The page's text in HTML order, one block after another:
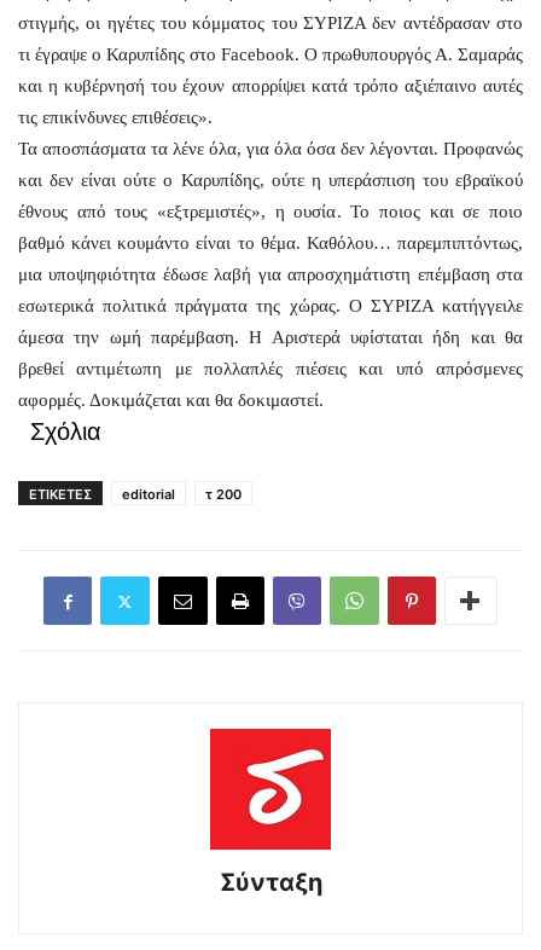
στιγμής, οι ηγέτες του κόμματος του ΣΥΡΙΖΑ δεν αντέδρασαν στο
τι έγραψε ο Καρυπίδης στο Facebook. Ο πρωθυπουργός Α. Σαμαράς
και η κυβέρνησή του έχουν απορρίψει κατά τρόπο αξιέπαινο αυτές
τις επικίνδυνες επιθέσεις».
Τα αποσπάσματα τα λένε όλα, για όλα όσα δεν λέγονται. Προφανώς
και δεν είναι ούτε ο Καρυπίδης, ούτε η υπεράσπιση του εβραϊκού
έθνους από τους «εξτρεμιστές», η ουσία. Το ποιος και σε ποιο
βαθμό κάνει κουμάντο είναι το θέμα. Καθόλου… παρεμπιπτόντως,
μια υποψηφιότητα έδωσε λαβή για απροσχημάτιστη επέμβαση στα
εσωτερικά πολιτικά πράγματα της χώρας. Ο ΣΥΡΙΖΑ κατήγγειλε
άμεσα την ωμή παρέμβαση. Η Αριστερά υφίσταται ήδη και θα
βρεθεί αντιμέτωπη με πολλαπλές πιέσεις και υπό απρόσμενες
αφορμές. Δοκιμάζεται και θα δοκιμαστεί.
Σχόλια
ΕΤΙΚΕΤΕΣ editorial τ 200
Σύνταξη